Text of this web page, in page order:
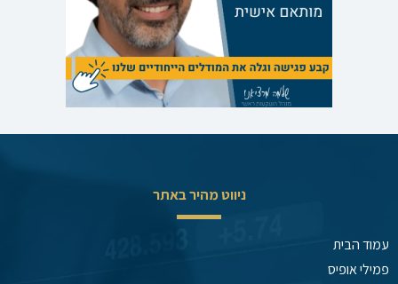
ניווט מהיר באתר
עמוד הבית
פמילי אופיס